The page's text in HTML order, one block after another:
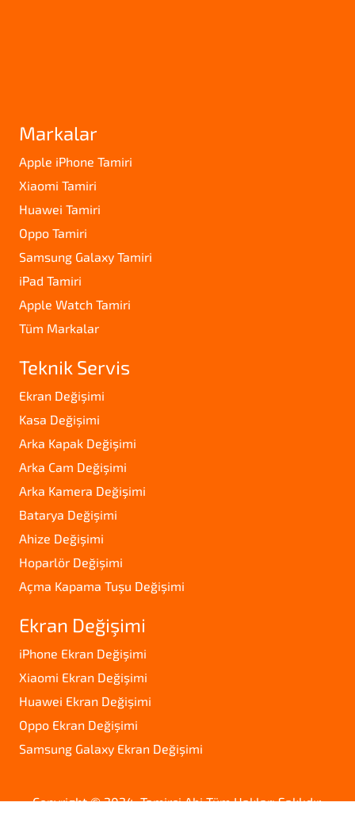
Markalar
Apple iPhone Tamiri
Xiaomi Tamiri
Huawei Tamiri
Oppo Tamiri
Samsung Galaxy Tamiri
iPad Tamiri
Apple Watch Tamiri
Tüm Markalar
Teknik Servis
Ekran Değişimi
Kasa Değişimi
Arka Kapak Değişimi
Arka Cam Değişimi
Arka Kamera Değişimi
Batarya Değişimi
Ahize Değişimi
Hoparlör Değişimi
Açma Kapama Tuşu Değişimi
Ekran Değişimi
iPhone Ekran Değişimi
Xiaomi Ekran Değişimi
Huawei Ekran Değişimi
Oppo Ekran Değişimi
Samsung Galaxy Ekran Değişimi
Copyright © 2024. Tamirci Abi Tüm Hakları Saklıdır.